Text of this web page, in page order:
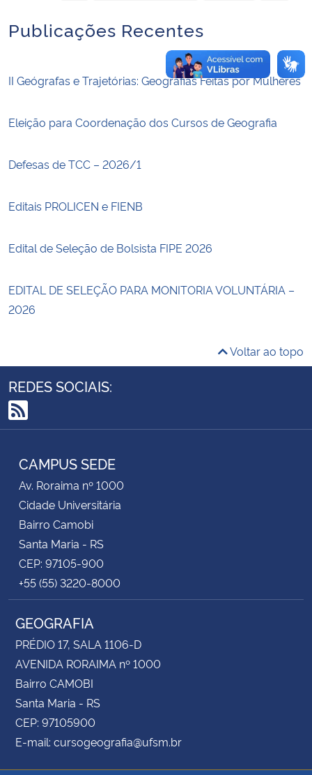
Publicações Recentes
II Geógrafas e Trajetórias: Geografias Feitas por Mulheres
Eleição para Coordenação dos Cursos de Geografia
Defesas de TCC – 2026/1
Editais PROLICEN e FIENB
Edital de Seleção de Bolsista FIPE 2026
EDITAL DE SELEÇÃO PARA MONITORIA VOLUNTÁRIA –
2026
Voltar ao topo
REDES SOCIAIS:
RSS
CAMPUS SEDE
Av. Roraima nº 1000
Cidade Universitária
Bairro Camobi
Santa Maria - RS
CEP: 97105-900
+55 (55) 3220-8000
GEOGRAFIA
PRÉDIO 17, SALA 1106-D
AVENIDA RORAIMA nº 1000
Bairro CAMOBI
Santa Maria - RS
CEP: 97105900
E-mail: cursogeografia@ufsm.br